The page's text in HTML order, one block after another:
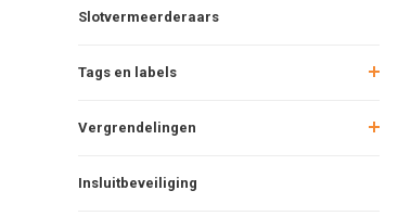
Slotvermeerderaars
Tags en labels
Vergrendelingen
Insluitbeveiliging